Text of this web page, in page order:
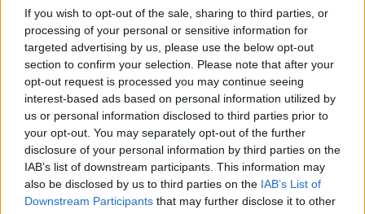
If you wish to opt-out of the sale, sharing to third parties, or
processing of your personal or sensitive information for
targeted advertising by us, please use the below opt-out
section to confirm your selection. Please note that after your
opt-out request is processed you may continue seeing
interest-based ads based on personal information utilized by
us or personal information disclosed to third parties prior to
your opt-out. You may separately opt-out of the further
disclosure of your personal information by third parties on the
IAB’s list of downstream participants. This information may
also be disclosed by us to third parties on the IAB’s List of
Downstream Participants that may further disclose it to other
Suelta y confía
Por María Comesaña
Votantes y votados
Por Juan Manuel Beltrán
El Conflicto de Oriente Medio:
Un Nuevo Orden Autoritario
en Construcción
Por Álvaro Frutos Rosado y Gabinete